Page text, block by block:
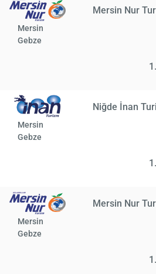
Mersin Nur
Mersin
Gebze
Niğde İnan
Mersin
Gebze
Mersin Nur
Mersin
Gebze